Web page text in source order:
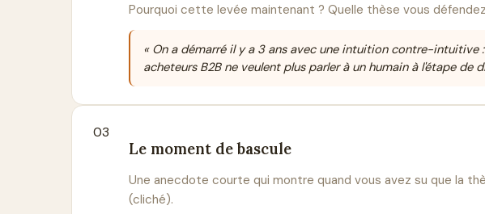
Pourquoi cette levée maintenant ? Quelle thèse vous
« On a démarré il y a 3 ans avec une intuition contre-intuitive
acheteurs B2B ne veulent plus parler à un humain à l'étape de
03
Le moment de bascule
Une anecdote courte qui montre quand vous avez su que la
(cliché).